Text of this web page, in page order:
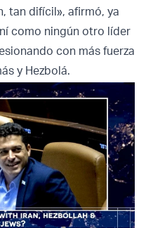
tan difícil», afirmó, ya
como ningún otro líder
con más fuerza
y Hezbolá.